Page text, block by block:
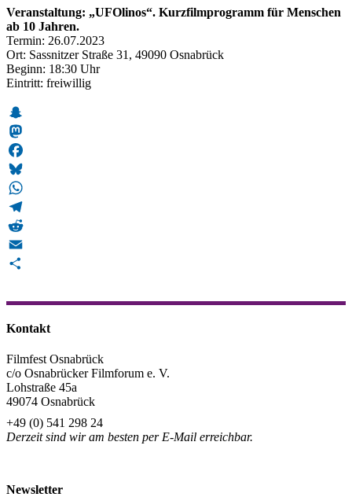
Veranstaltung: „UFOlinos“. Kurzfilmprogramm für Menschen
ab 10 Jahren.
Termin: 26.07.2023
Ort: Sassnitzer Straße 31, 49090 Osnabrück
Beginn: 18:30 Uhr
Eintritt: freiwillig
Snapchat
Mastodon
Facebook
Bluesky
WhatsApp
Telegram
Reddit
Email
Kontakt
Filmfest Osnabrück
c/o Osnabrücker Filmforum e. V.
Lohstraße 45a
49074 Osnabrück
+49 (0) 541 298 24
Derzeit sind wir am besten per E-Mail erreichbar.
Newsletter